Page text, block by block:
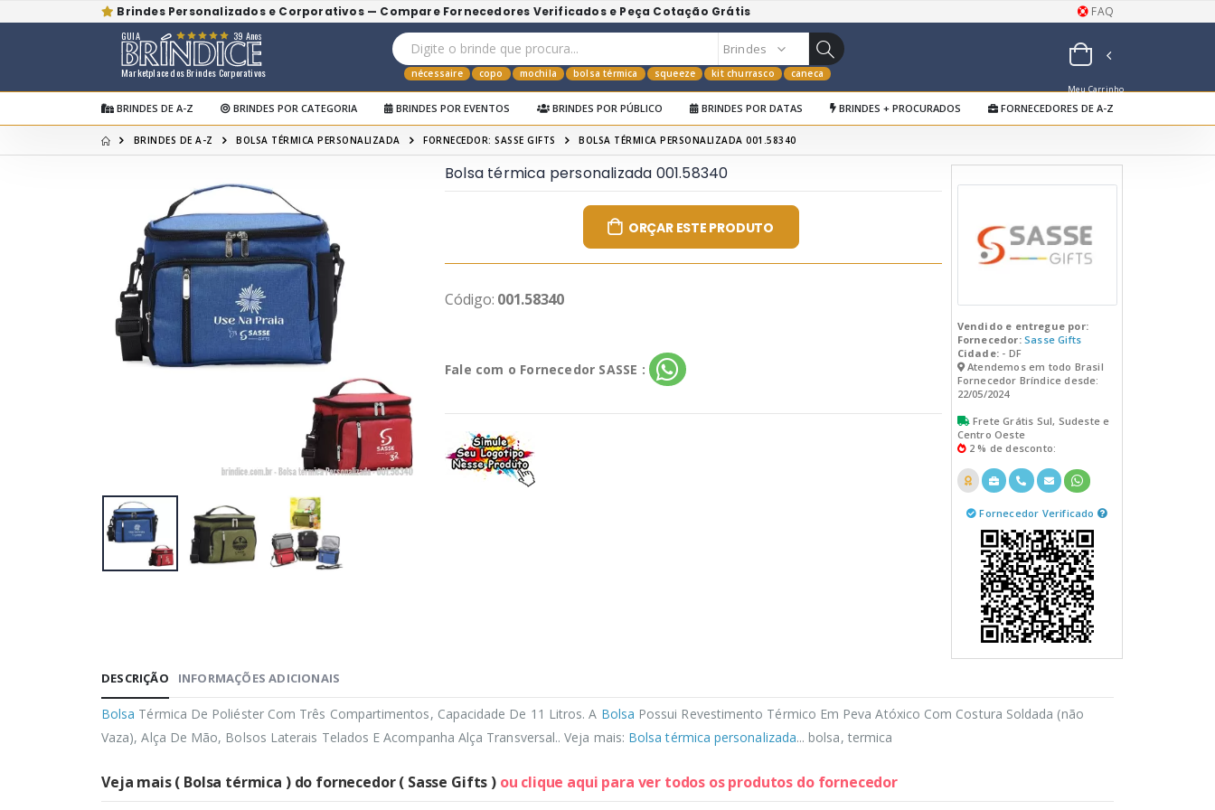
Brindes Personalizados e Corporativos — Compare Fornecedores Verificados e Peça Cotação Grátis FAQ
Marketplace dos Brindes Corporativos
GUIA 39 Anos
nécessaire copo mochila bolsa térmica squeeze kit churrasco caneca
Meu Carrinho
de Orçamentos
BRINDES DE A-Z BRINDES POR CATEGORIA BRINDES POR EVENTOS BRINDES POR PÚBLICO BRINDES POR DATAS BRINDES + PROCURADOS FORNECEDORES DE A-Z
BRINDES DE A-Z BOLSA TÉRMICA PERSONALIZADA FORNECEDOR: SASSE GIFTS BOLSA TÉRMICA PERSONALIZADA 001.58340
Bolsa térmica personalizada 001.58340
ORÇAR ESTE PRODUTO
Código: 001.58340
Fale com o Fornecedor SASSE :
Vendido e entregue por:
Fornecedor: Sasse Gifts
Cidade:- DF
Atendemos em todo Brasil
Fornecedor Bríndice desde:
22/05/2024
Frete Grátis Sul, Sudeste e
Centro Oeste
2 % de desconto:
Fornecedor Verificado
DESCRIÇÃO INFORMAÇÕES ADICIONAIS
Bolsa Térmica De Poliéster Com Três Compartimentos, Capacidade De 11 Litros. A Bolsa Possui Revestimento Térmico Em Peva Atóxico Com Costura Soldada (não
Vaza), Alça De Mão, Bolsos Laterais Telados E Acompanha Alça Transversal.. Veja mais: Bolsa térmica personalizada... bolsa, termica
Veja mais ( Bolsa térmica ) do fornecedor ( Sasse Gifts ) ou clique aqui para ver todos os produtos do fornecedor